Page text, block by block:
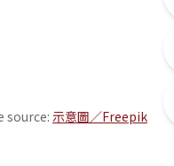
source:示意圖／Freepik